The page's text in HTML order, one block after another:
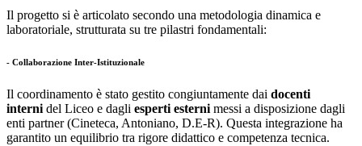
Il progetto si è articolato secondo una metodologia dinamica e
laboratoriale, strutturata su tre pilastri fondamentali:
- Collaborazione Inter-Istituzionale
Il coordinamento è stato gestito congiuntamente dai docenti
interni del Liceo e dagli esperti esterni messi a disposizione dagli
enti partner (Cineteca, Antoniano, D.E-R). Questa integrazione ha
garantito un equilibrio tra rigore didattico e competenza tecnica.